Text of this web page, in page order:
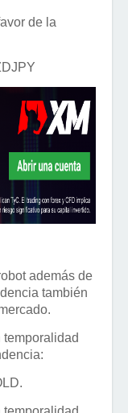
de la
además de
también